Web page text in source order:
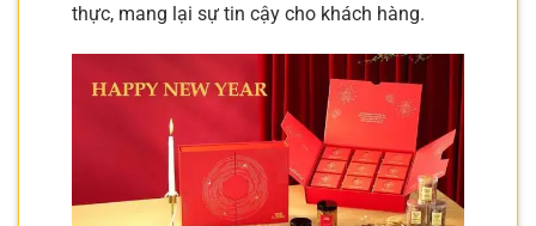
thực, mang lại sự tin cậy cho khách hàng.